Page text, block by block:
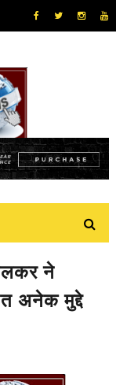
ने
अनेक मुद्दे